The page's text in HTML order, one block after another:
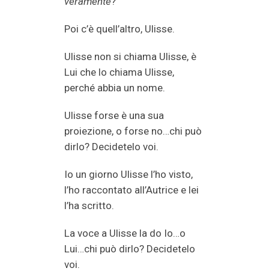
Poi c’è quell’altro, Ulisse.
Ulisse non si chiama Ulisse, è
Lui che lo chiama Ulisse,
perché abbia un nome.
Ulisse forse è una sua
proiezione, o forse no…chi può
dirlo? Decidetelo voi.
Io un giorno Ulisse l’ho visto,
l’ho raccontato all’Autrice e lei
l’ha scritto.
La voce a Ulisse la do Io…o
Lui…chi può dirlo? Decidetelo
voi.